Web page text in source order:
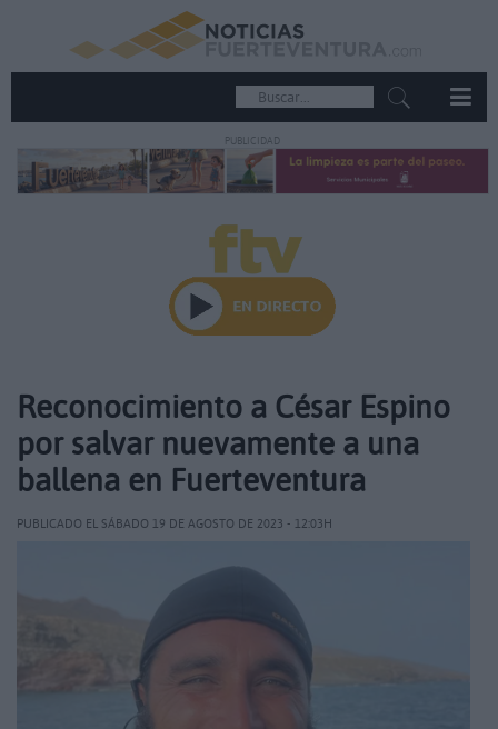
PUBLICIDAD
Reconocimiento a César Espino
por salvar nuevamente a una
ballena en Fuerteventura
PUBLICADO EL SÁBADO 19 DE AGOSTO DE 2023 - 12:03H